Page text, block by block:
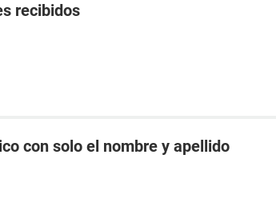
recibidos
con solo el nombre y apellido